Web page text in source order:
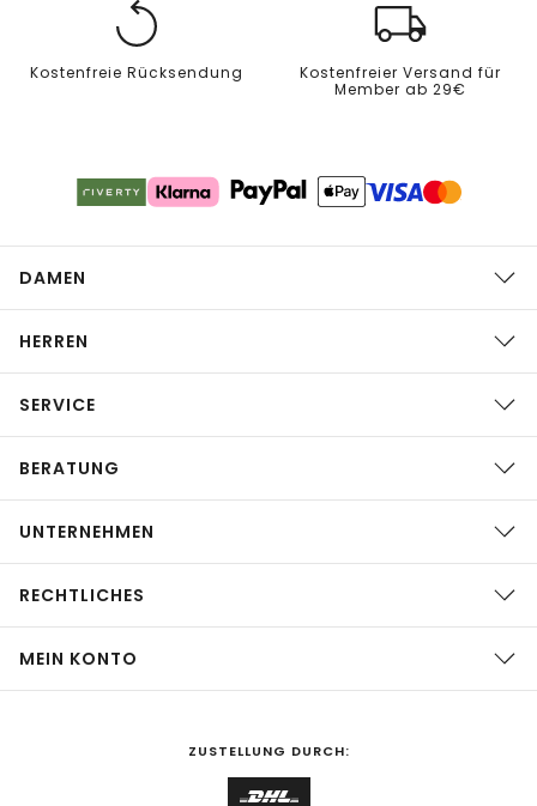
Kostenfreie Rücksendung
Kostenfreier Versand für
Member ab 29€
DAMEN
HERREN
SERVICE
BERATUNG
UNTERNEHMEN
RECHTLICHES
MEIN KONTO
ZUSTELLUNG DURCH: